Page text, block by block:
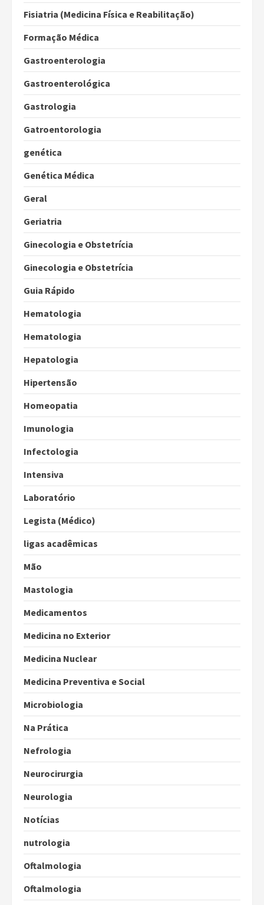
Fisiatria (Medicina Física e Reabilitação)
Formação Médica
Gastroenterologia
Gastroenterológica
Gastrologia
Gatroentorologia
genética
Genética Médica
Geral
Geriatria
Ginecologia e Obstetrícia
Ginecologia e Obstetrícia
Guia Rápido
Hematologia
Hematologia
Hepatologia
Hipertensão
Homeopatia
Imunologia
Infectologia
Intensiva
Laboratório
Legista (Médico)
ligas acadêmicas
Mão
Mastologia
Medicamentos
Medicina no Exterior
Medicina Nuclear
Medicina Preventiva e Social
Microbiologia
Na Prática
Nefrologia
Neurocirurgia
Neurologia
Notícias
nutrologia
Oftalmologia
Oftalmologia